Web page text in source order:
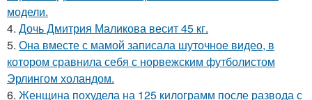
модели.
4. Дочь Дмитрия Маликова весит 45 кг.
5. Она вместе с мамой записала шуточное видео, в
котором сравнила себя с норвежским футболистом
Эрлингом холандом.
6. Женщина похудела на 125 килограмм после развода с